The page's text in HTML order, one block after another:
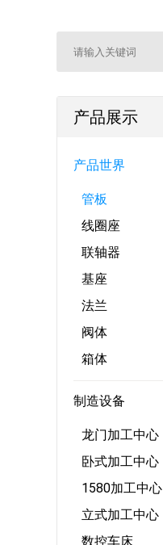
产品展示
产品世界
管板
线圈座
联轴器
基座
法兰
阀体
箱体
制造设备
龙门加工中心
卧式加工中心
1580加工中心
立式加工中心
数控车床